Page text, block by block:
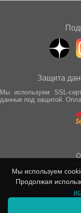
Защита
Мы используем SSL-
данные под защитой.
Все права
Мы используем
Продолжая